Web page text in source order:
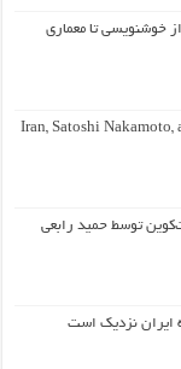
خوشنویسی تا معماری
Iran, Satoshi Nakamoto,
توسط حمید رابعی
ایران نزدیک است